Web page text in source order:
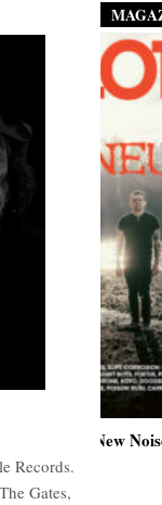
Records.
Gates,
€